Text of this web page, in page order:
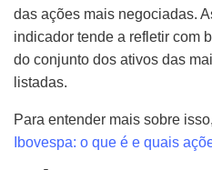
das ações mais negociadas.
indicador tende a refletir com
do conjunto dos ativos das
listadas.
Para entender mais sobre
Ibovespa: o que é e quais